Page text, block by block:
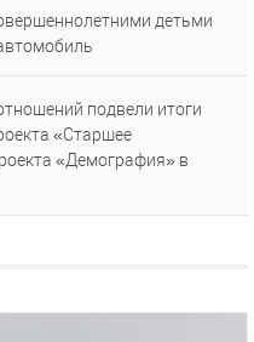
детьми
подвели итоги
«Старшее
«Демография» в